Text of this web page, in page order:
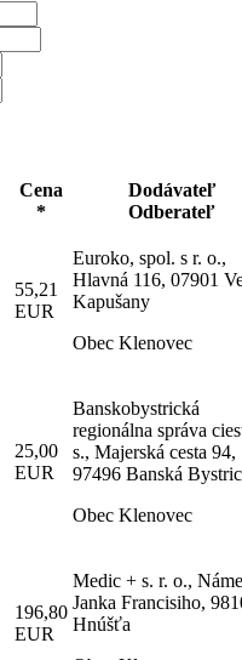
Cena
*
Dodávateľ
Odberateľ
55,21
EUR
Euroko, spol. s r. o.,
Hlavná 116, 07901
Kapušany
Obec Klenovec
25,00
EUR
Banskobystrická
regionálna správa
s., Majerská cesta 94,
97496 Banská
Obec Klenovec
196,80
EUR
Medic + s. r. o.,
Janka Francisiho,
Hnúšťa